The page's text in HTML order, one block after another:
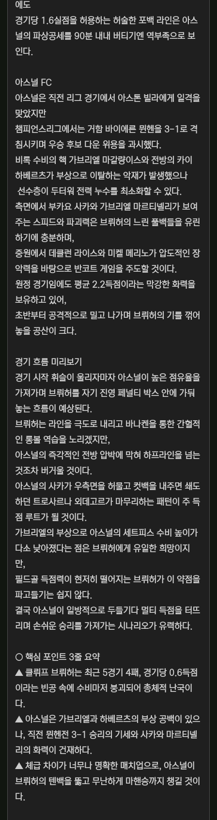
에도
경기당 1.6실점을 허용하는 허술한 포백 라인은 아스
널의 파상공세를 90분 내내 버티기엔 역부족으로 보
인다.
아스널 FC
아스널은 직전 리그 경기에서 아스톤 빌라에게 일격을
맞았지만
챔피언스리그에서는 거함 바이에른 뮌헨을 3-1로 격
침시키며 우승 후보 다운 위용을 과시했다.
비록 수비의 핵 가브리엘 마갈량이스와 전방의 카이
하베르츠가 부상으로 이탈하는 악재가 발생했으나
선수층이 두터워 전력 누수를 최소화할 수 있다.
측면에서 부카요 사카와 가브리엘 마르티넬리가 보여
주는 스피드와 파괴력은 브뤼허의 느린 풀백들을 유린
하기에 충분하며,
중원에서 데클런 라이스와 미켈 메리노가 압도적인 장
악력을 바탕으로 반코트 게임을 주도할 것이다.
원정 경기임에도 평균 2.2득점이라는 막강한 화력을
보유하고 있어,
초반부터 공격적으로 밀고 나가며 브뤼허의 기를 꺾어
놓을 공산이 크다.
경기 흐름 미리보기
경기 시작 휘슬이 울리자마자 아스널이 높은 점유율을
가져가며 브뤼허를 자기 진영 페널티 박스 안에 가둬
놓는 흐름이 예상된다.
브뤼허는 라인을 극도로 내리고 바나켄을 통한 간헐적
인 롱볼 역습을 노리겠지만,
아스널의 즉각적인 전방 압박에 막혀 하프라인을 넘는
것조차 버거울 것이다.
아스널의 사카가 우측면을 허물고 컷백을 내주면 쇄도
하던 트로사르나 외데고르가 마무리하는 패턴이 주 득
점 루트가 될 것이다.
가브리엘의 부상으로 아스널의 세트피스 수비 높이가
다소 낮아졌다는 점은 브뤼허에게 유일한 희망이지
만,
필드골 득점력이 현저히 떨어지는 브뤼허가 이 약점을
파고들기는 쉽지 않다.
결국 아스널이 일방적으로 두들기다 멀티 득점을 터뜨
리며 손쉬운 승리를 가져가는 시나리오가 유력하다.
○ 핵심 포인트 3줄 요약
▲ 클뤼프 브뤼허는 최근 5경기 4패, 경기당 0.6득점
이라는 빈공 속에 수비마저 붕괴되어 총체적 난국이
다.
▲ 아스널은 가브리엘과 하베르츠의 부상 공백이 있으
나, 직전 뮌헨전 3-1 승리의 기세와 사카와 마르티넬
리의 화력이 건재하다.
▲ 체급 차이가 너무나 명확한 매치업으로, 아스널이
브뤼허의 텐백을 뚫고 무난하게 마핸승까지 챙길 것이
다.